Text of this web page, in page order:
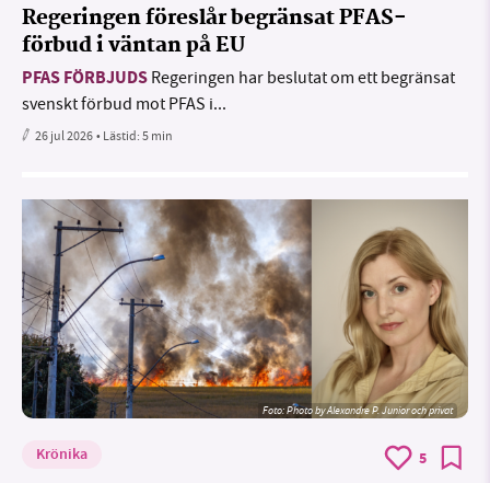
Regeringen föreslår begränsat PFAS-
förbud i väntan på EU
PFAS FÖRBJUDS Regeringen har beslutat om ett begränsat
svenskt förbud mot PFAS i...
26 jul 2026• Lästid:5 min
Foto:Photo by Alexandre P. Junior och privat
Krönika 5